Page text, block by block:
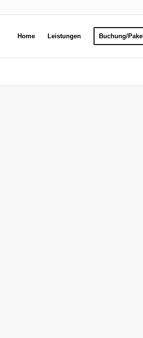
Home Leistungen Buchung/